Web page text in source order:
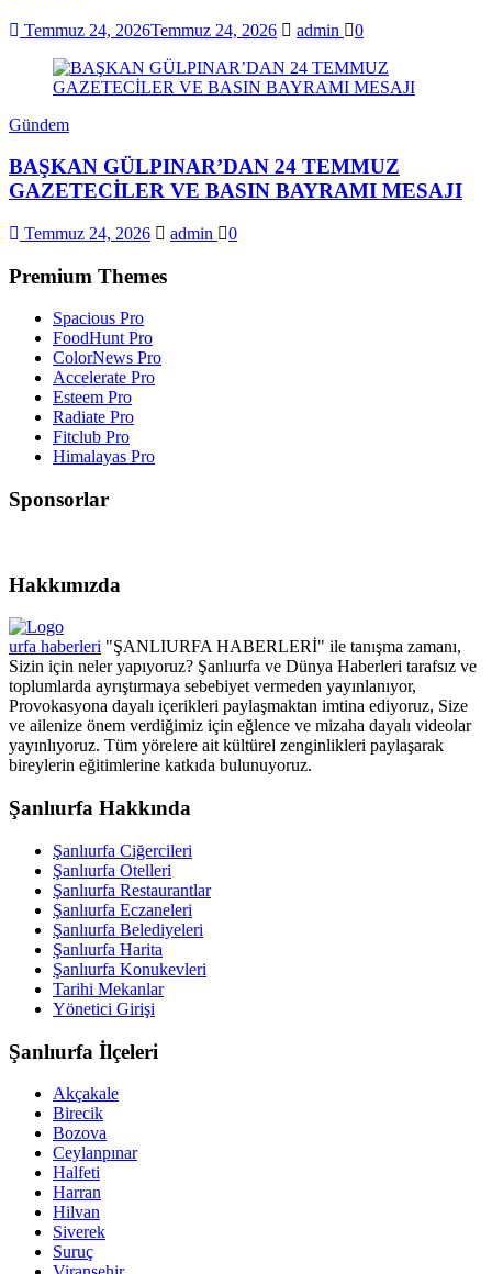
Temmuz 24, 2026Temmuz 24, 2026 admin 0
Gündem
BAŞKAN GÜLPINAR’DAN 24 TEMMUZ
GAZETECİLER VE BASIN BAYRAMI MESAJI
Temmuz 24, 2026 admin 0
Premium Themes
Spacious Pro
FoodHunt Pro
ColorNews Pro
Accelerate Pro
Esteem Pro
Radiate Pro
Fitclub Pro
Himalayas Pro
Sponsorlar
Hakkımızda
urfa haberleri "ŞANLIURFA HABERLERİ" ile tanışma zamanı,
Sizin için neler yapıyoruz? Şanlıurfa ve Dünya Haberleri tarafsız ve
toplumlarda ayrıştırmaya sebebiyet vermeden yayınlanıyor,
Provokasyona dayalı içerikleri paylaşmaktan imtina ediyoruz, Size
ve ailenize önem verdiğimiz için eğlence ve mizaha dayalı videolar
yayınlıyoruz. Tüm yörelere ait kültürel zenginlikleri paylaşarak
bireylerin eğitimlerine katkıda bulunuyoruz.
Şanlıurfa Hakkında
Şanlıurfa Ciğercileri
Şanlıurfa Otelleri
Şanlıurfa Restaurantlar
Şanlıurfa Eczaneleri
Şanlıurfa Belediyeleri
Şanlıurfa Harita
Şanlıurfa Konukevleri
Tarihi Mekanlar
Yönetici Girişi
Şanlıurfa İlçeleri
Akçakale
Birecik
Bozova
Ceylanpınar
Halfeti
Harran
Hilvan
Siverek
Suruç